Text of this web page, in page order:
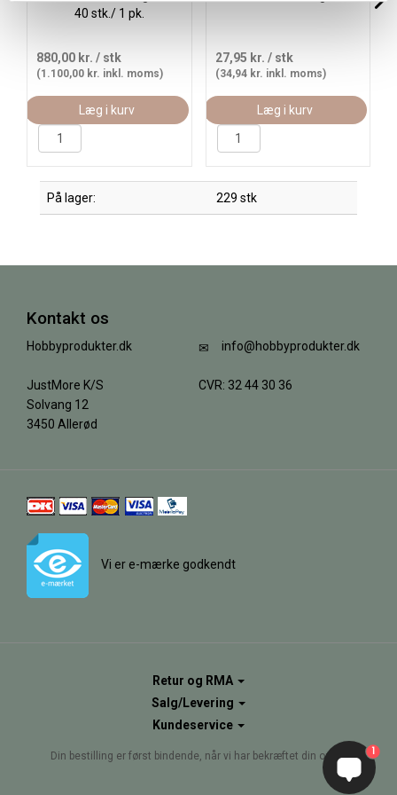
40 stk./ 1 pk.
880,00 kr. / stk
(1.100,00 kr. inkl. moms)
Læg i kurv
27,95 kr. / stk
(34,94 kr. inkl. moms)
Læg i kurv
På lager: 229 stk
Kontakt os
Hobbyprodukter.dk
JustMore K/S
Solvang 12
3450 Allerød
info@hobbyprodukter.dk
CVR: 32 44 30 36
Vi er e-mærke godkendt
Retur og RMA
Salg/Levering
Kundeservice
Din bestilling er først bindende, når vi har bekræftet din ordre. 1